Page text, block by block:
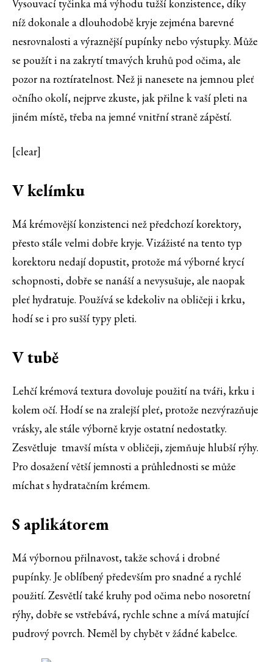
Vysouvací tyčinka má výhodu tužší konzistence, díky
níž dokonale a dlouhodobě kryje zejména barevné
nesrovnalosti a výraznější pupínky nebo výstupky. Může
se použít i na zakrytí tmavých kruhů pod očima, ale
pozor na roztíratelnost. Než ji nanesete na jemnou pleť
očního okolí, nejprve zkuste, jak přilne k vaší pleti na
jiném místě, třeba na jemné vnitřní straně zápěstí.
[clear]
V kelímku
Má krémovější konzistenci než předchozí korektory,
přesto stále velmi dobře kryje. Vizážisté na tento typ
korektoru nedají dopustit, protože má výborné krycí
schopnosti, dobře se nanáší a nevysušuje, ale naopak
pleť hydratuje. Používá se kdekoliv na obličeji i krku,
hodí se i pro sušší typy pleti.
V tubě
Lehčí krémová textura dovoluje použití na tváři, krku i
kolem očí. Hodí se na zralejší pleť, protože nezvýrazňuje
vrásky, ale stále výborně kryje ostatní nedostatky.
Zesvětluje tmavší místa v obličeji, zjemňuje hlubší rýhy.
Pro dosažení větší jemnosti a průhlednosti se může
míchat s hydratačním krémem.
S aplikátorem
Má výbornou přilnavost, takže schová i drobné
pupínky. Je oblíbený především pro snadné a rychlé
použití. Zesvětlí také kruhy pod očima nebo nosoretní
rýhy, dobře se vstřebává, rychle schne a mívá matující
pudrový povrch. Neměl by chybět v žádné kabelce.